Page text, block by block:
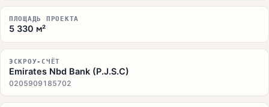
ПЛОЩАДЬ ПРОЕКТА
5 330 м²
ЭСКРОУ-СЧЁТ
Emirates Nbd Bank (P.J.S.C)
0205909185702